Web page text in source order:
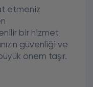
etmeniz
bir hizmet
güvenliği ve
önem taşır.